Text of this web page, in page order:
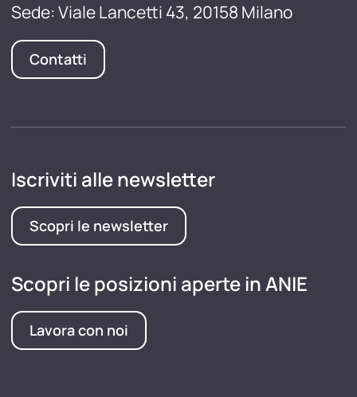
Sede: Viale Lancetti 43, 20158 Milano
Contatti
Iscriviti alle newsletter
Scopri le newsletter
Scopri le posizioni aperte in ANIE
Lavora con noi